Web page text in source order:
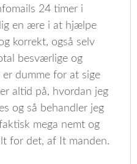
24 timer i
en ære i at hjælpe
korrekt, også selv
besværlige og
dumme for at sige
altid på, hvordan jeg
og så behandler jeg
mega nemt og
for det, af It manden.